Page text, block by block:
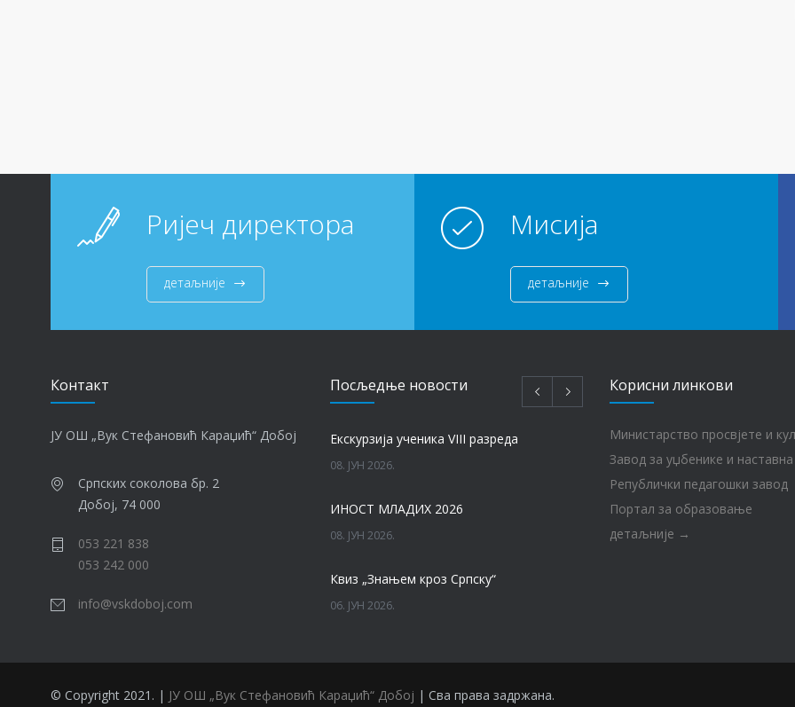
Ријеч директора
детаљније
Мисија
детаљније
Контакт
ЈУ ОШ „Вук Стефановић Караџић“ Добој
Српских соколова бр. 2
Добој, 74 000
053 221 838
053 242 000
info@vskdoboj.com
Посљедњe новости
Eкскурзија ученика VIII разреда
08. ЈУН 2026.
ИНОСТ МЛАДИХ 2026
08. ЈУН 2026.
Квиз „Знањем кроз Српску“
06. ЈУН 2026.
Корисни линкови
Министарство просвјете и
Завод за уџбенике и
Републички педагошки завод
Портал за образовање
детаљније →
© Copyright 2021. | ЈУ ОШ „Вук Стефановић Караџић“ Добој | Сва права задржана.